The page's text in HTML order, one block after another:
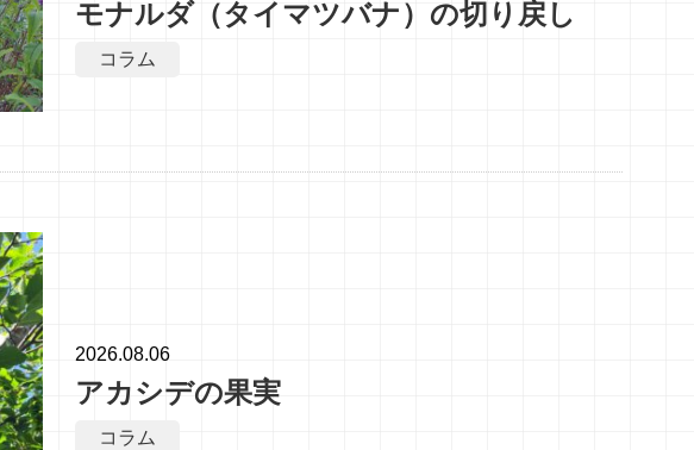
モナルダ（タイマツバナ）の切り戻し
コラム
2026.08.06
アカシデの果実
コラム